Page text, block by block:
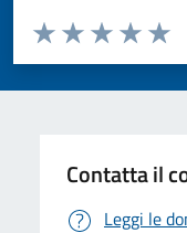
Valuta da 1 a 5 stelle la
Valuta 4
Valuta 3
Valuta 2 stelle
Valuta 1 stelle su 5
Contatta il
Leggi le